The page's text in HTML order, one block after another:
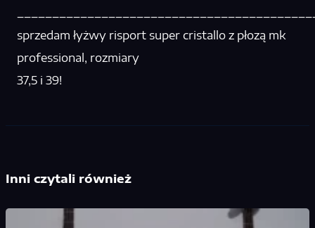
sprzedam łyżwy risport super cristallo z płozą mk
professional, rozmiary
37,5 i 39!
Inni czytali również